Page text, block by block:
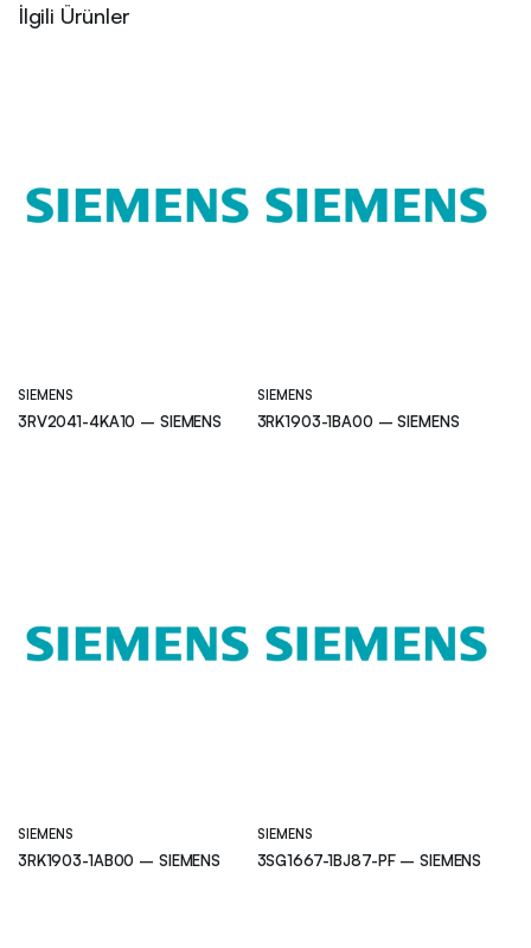
İlgili Ürünler
SIEMENS
3RV2041-4KA10 – SIEMENS
SIEMENS
3RK1903-1BA00 – SIEMENS
SIEMENS
3RK1903-1AB00 – SIEMENS
SIEMENS
3SG1667-1BJ87-PF – SIEMENS